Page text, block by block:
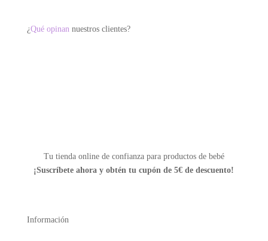
en
¿Qué opinannuestros clientes?
Tu tienda online de confianza para productos de bebé
¡Suscríbete ahora yobtén tu cupón de 5€ de descuento!
Información